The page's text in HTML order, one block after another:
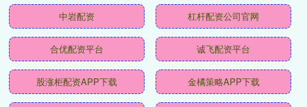
中岩配资 杠杆配资公司官网
合优配资平台 诚飞配资平台
股涨柜配资APP下载 金橘策略APP下载